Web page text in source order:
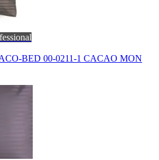
BED 00-0211-1 CACAO MON